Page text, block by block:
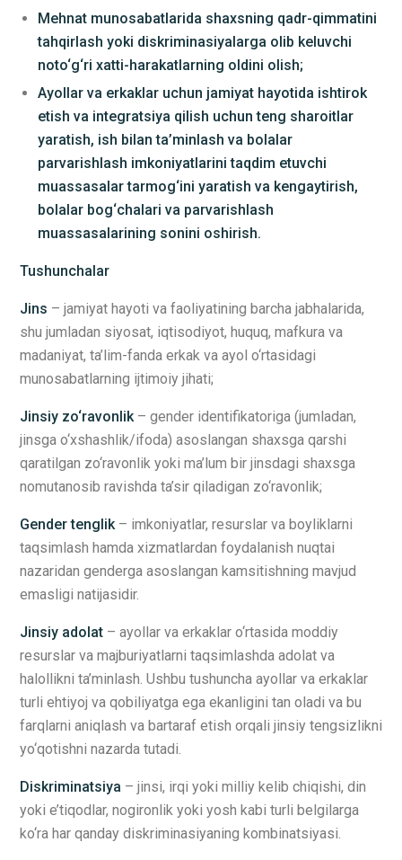
Mehnat munosabatlarida shaxsning qadr-qimmatini
tahqirlash yoki diskriminasiyalarga olib keluvchi
noto‘g‘ri xatti-harakatlarning oldini olish;
Ayollar va erkaklar uchun jamiyat hayotida ishtirok
etish va integratsiya qilish uchun teng sharoitlar
yaratish, ish bilan ta’minlash va bolalar
parvarishlash imkoniyatlarini taqdim etuvchi
muassasalar tarmog‘ini yaratish va kengaytirish,
bolalar bog‘chalari va parvarishlash
muassasalarining sonini oshirish.
Tushunchalar
Jins – jamiyat hayoti va faoliyatining barcha jabhalarida,
shu jumladan siyosat, iqtisodiyot, huquq, mafkura va
madaniyat, ta’lim-fanda erkak va ayol o‘rtasidagi
munosabatlarning ijtimoiy jihati;
Jinsiy zo‘ravonlik– gender identifikatoriga (jumladan,
jinsga o‘xshashlik/ifoda) asoslangan shaxsga qarshi
qaratilgan zo‘ravonlik yoki ma’lum bir jinsdagi shaxsga
nomutanosib ravishda ta’sir qiladigan zo‘ravonlik;
Gender tenglik– imkoniyatlar, resurslar va boyliklarni
taqsimlash hamda xizmatlardan foydalanish nuqtai
nazaridan genderga asoslangan kamsitishning mavjud
emasligi natijasidir.
Jinsiy adolat – ayollar va erkaklar o‘rtasida moddiy
resurslar va majburiyatlarni taqsimlashda adolat va
halollikni ta’minlash. Ushbu tushuncha ayollar va erkaklar
turli ehtiyoj va qobiliyatga ega ekanligini tan oladi va bu
farqlarni aniqlash va bartaraf etish orqali jinsiy tengsizlikni
yo‘qotishni nazarda tutadi.
Diskriminatsiya – jinsi, irqi yoki milliy kelib chiqishi, din
yoki e’tiqodlar, nogironlik yoki yosh kabi turli belgilarga
ko‘ra har qanday diskriminasiyaning kombinatsiyasi.